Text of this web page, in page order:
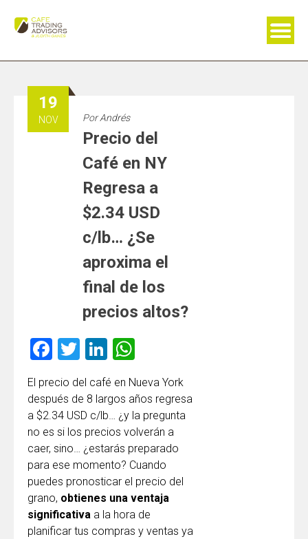
contenido
19
NOV PorAndrés
Precio del
Café en NY
Regresa a
$2.34 USD
c/lb… ¿Se
aproxima el
final de los
precios altos?
Facebook
TwitterLinkedIn
El precio del café en Nueva York
después de 8 largos años regresa
a $2.34 USD c/lb… ¿y la pregunta
no es si los precios volverán a
caer, sino… ¿estarás preparado
para ese momento? Cuando
puedes pronosticar el precio del
grano, obtienes una ventaja
significativa a la hora de
planificar tus compras y ventas ya